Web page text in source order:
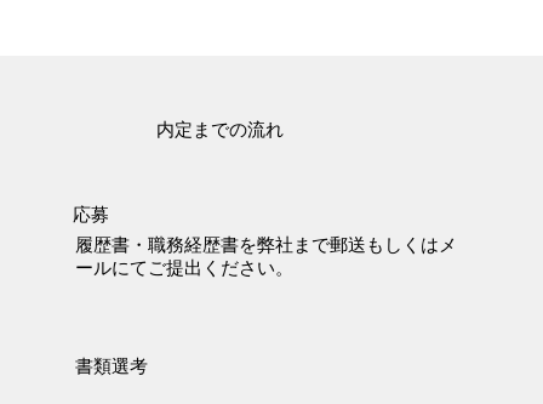
内定までの流れ
応募
履歴書・職務経歴書を弊社まで郵送もしくはメ
ールにてご提出ください。
書類選考